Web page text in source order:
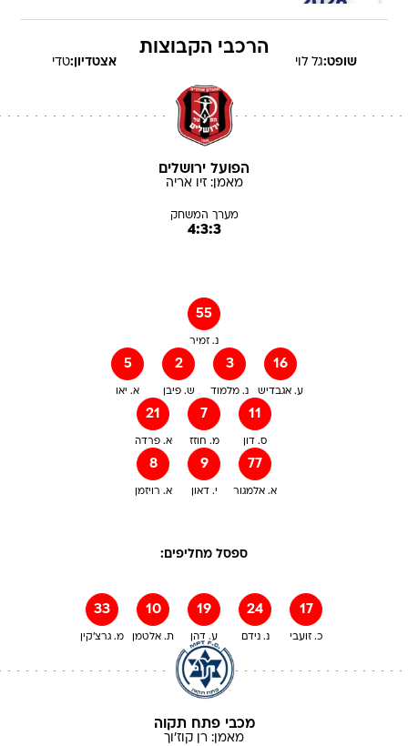
הרכבי הקבוצות
שופט:גל לוי אצטדיון:טדי
הפועל ירושלים
מאמן:זיו אריה
מערך המשחק
4:3:3
55
נ. זמיר
5
א. יאו
2
ש. פיבן
3
נ. מלמוד
16
ע. אגבדיש
21
א. פרדה
7
מ. חוזז
11
ס. דון
8
א. רויזמן
9
י. דאון
77
א. אלמגור
ספסל מחליפים:
33
מ. גרצ'קין
10
ת. אלטמן
19
ע. דהן
24
נ. נידם
17
כ. זועבי
מכבי פתח תקוה
מאמן: רן קוז'וך